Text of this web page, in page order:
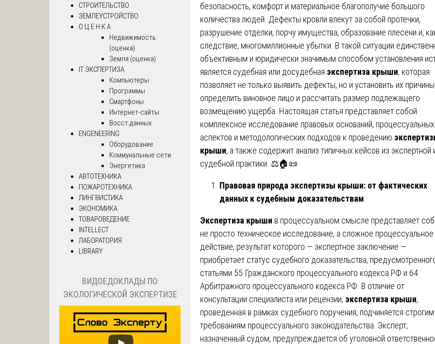
безопасность, комфорт и материальное благополучие большого
количества людей. Дефекты кровли влекут за собой протечки,
разрушение отделки, порчу имущества, образование плесени и,
следствие, многомиллионные убытки. В такой ситуации
объективным и юридически значимым способом установления
является судебная или досудебная экспертиза крыши, которая
позволяет не только выявить дефекты, но и установить их причины,
определить виновное лицо и рассчитать размер подлежащего
возмещению ущерба. Настоящая статья представляет собой
комплексное исследование правовых оснований, процессуальных
аспектов и методологических подходов к проведению
крыши, а также содержит анализ типичных кейсов из экспертной
судебной практики. ⚖️🏠📜
Правовая природа экспертизы крыши: от фактических
данных к судебным доказательствам
Экспертиза крыши в процессуальном смысле представляет
не просто техническое исследование, а сложное процессуальное
действие, результат которого — экспертное заключение —
приобретает статус судебного доказательства,
статьями 55 Гражданского процессуального кодекса РФ и 64
Арбитражного процессуального кодекса РФ. В отличие от
консультации специалиста или рецензии, экспертиза крыши,
проведенная в рамках судебного поручения, подчиняется строгим
требованиям процессуального законодательства. Эксперт,
назначенный судом, предупреждается об уголовной
СТРОИТЕЛЬСТВО
ЗЕМЛЕУСТРОЙСТВО
О Ц Е Н К А
Недвижимость
(оценка)
Земля (оценка)
IT ЭКСПЕРТИЗА
Компьютеры
Программы
Смартфоны
Интернет-сайты
Восст.данных
ENGENEERING
Оборудование
Коммунальные сети
Энергетика
АВТОТЕХНИКА
ПОЖАРОТЕХНИКА
ЛИНГВИСТИКА
ЭКОНОМИКА
ТОВАРОВЕДЕНИЕ
INTELLECT
ЛАБОРАТОРИЯ
LIBRARY
ВИДОЕДОКЛАДЫ ПО
ЭКОЛОГИЧЕСКОЙ ЭКСПЕРТИЗЕ